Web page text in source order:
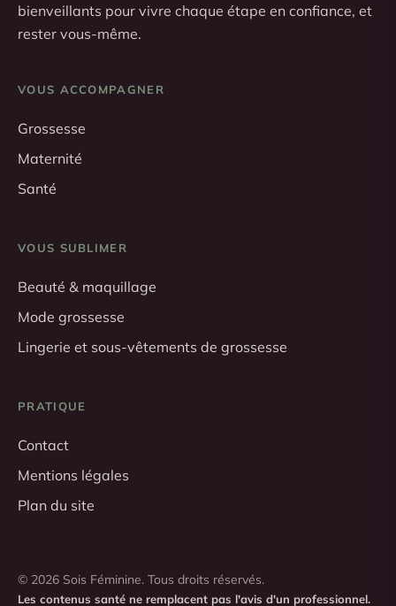
bienveillants pour vivre chaque étape en confiance, et
rester vous-même.
VOUS ACCOMPAGNER
Grossesse
Maternité
Santé
VOUS SUBLIMER
Beauté & maquillage
Mode grossesse
Lingerie et sous-vêtements de grossesse
PRATIQUE
Contact
Mentions légales
Plan du site
© 2026 Sois Féminine. Tous droits réservés.
Les contenus santé ne remplacent pas l'avis d'un professionnel.